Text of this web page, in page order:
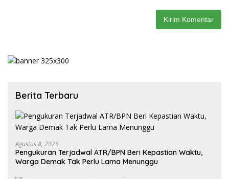
Berita Terbaru
Agustus 8, 2026
Pengukuran Terjadwal ATR/BPN Beri Kepastian Waktu,
Warga Demak Tak Perlu Lama Menunggu